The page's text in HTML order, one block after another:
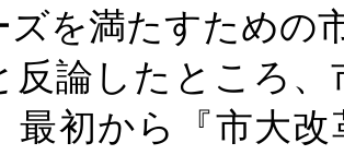
ズを満たすための
反論したところ
最初から『市大